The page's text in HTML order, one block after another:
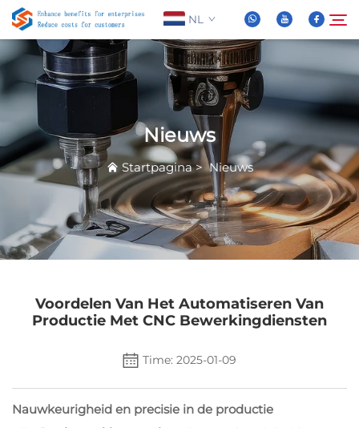
NL
Over Ons
Producten
Nieuws
FAQ
Zoeken
Nieuws
Startpagina>Nieuws
Voordelen Van Het Automatiseren Van
Productie Met CNC Bewerkingdiensten
Time: 2025-01-09
Nauwkeurigheid en precisie in de productie